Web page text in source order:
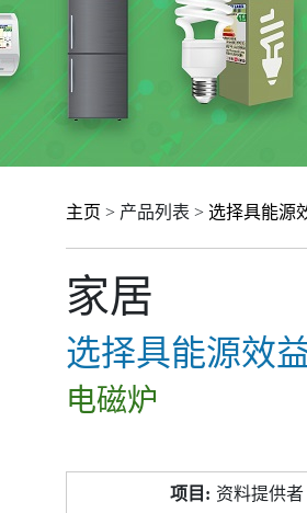
主页 > 产品列表 > 选择具能源
家居
选择具能源效
电磁炉
资料提供者